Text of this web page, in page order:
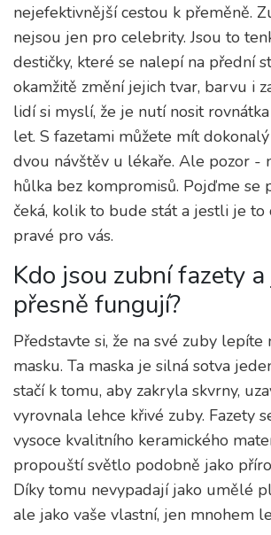
nejefektivnější cestou k přeměně.
nejsou jen pro celebrity. Jsou to
destičky, které se nalepí na přední
okamžitě změní jejich tvar, barvu i
lidí si myslí, že je nutí nosit
let. S fazetami můžete mít
dvou návštěv u lékaře. Ale pozor -
hůlka bez kompromisů. Pojďme se
čeká, kolik to bude stát a jestli je
pravé pro vás.
Kdo jsou zubní fazety
přesně fungují?
Představte si, že na své zuby
masku. Ta maska je silná sotva
stačí k tomu, aby zakryla skvrny,
vyrovnala lehce křivé zuby. Fazety
vysoce kvalitního keramického
propouští světlo podobně jako
Díky tomu nevypadají jako umělé
ale jako vaše vlastní, jen mnohem